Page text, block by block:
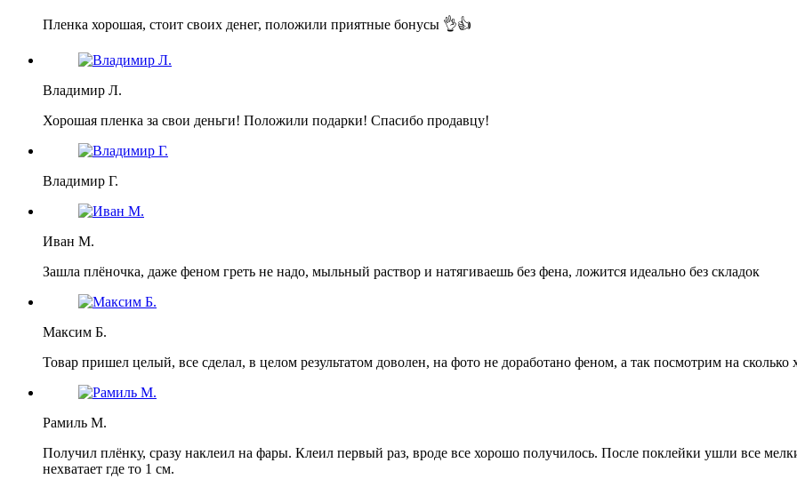
Пленка хорошая, стоит своих денег, положили приятные бонусы 👌👍
Владимир Л.
Хорошая пленка за свои деньги! Положили подарки! Спасибо продавцу!
Владимир Г.
Иван М.
Зашла плёночка, даже феном греть не надо, мыльный раствор и натягиваешь без фена, ложится идеально без складок
Максим Б.
Товар пришел целый, все сделал, в целом результатом доволен, на фото не доработано феном, а так посмотрим на сколько
Рамиль М.
Получил плёнку, сразу наклеил на фары. Клеил первый раз, вроде все хорошо получилось. После поклейки ушли все
нехватает где то 1 см.